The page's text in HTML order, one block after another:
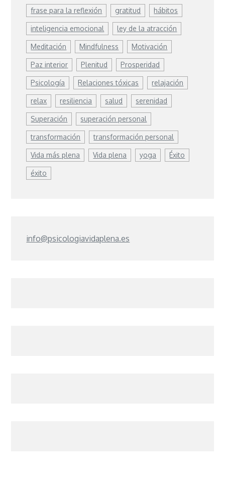
frase para la reflexión gratitud hábitos
inteligencia emocional ley de la atracción
Meditación Mindfulness Motivación
Paz interior Plenitud Prosperidad
Psicología Relaciones tóxicas relajación
relax resiliencia salud serenidad
Superación superación personal
transformación transformación personal
Vida más plena Vida plena yoga Éxito
éxito
info@psicologiavidaplena.es